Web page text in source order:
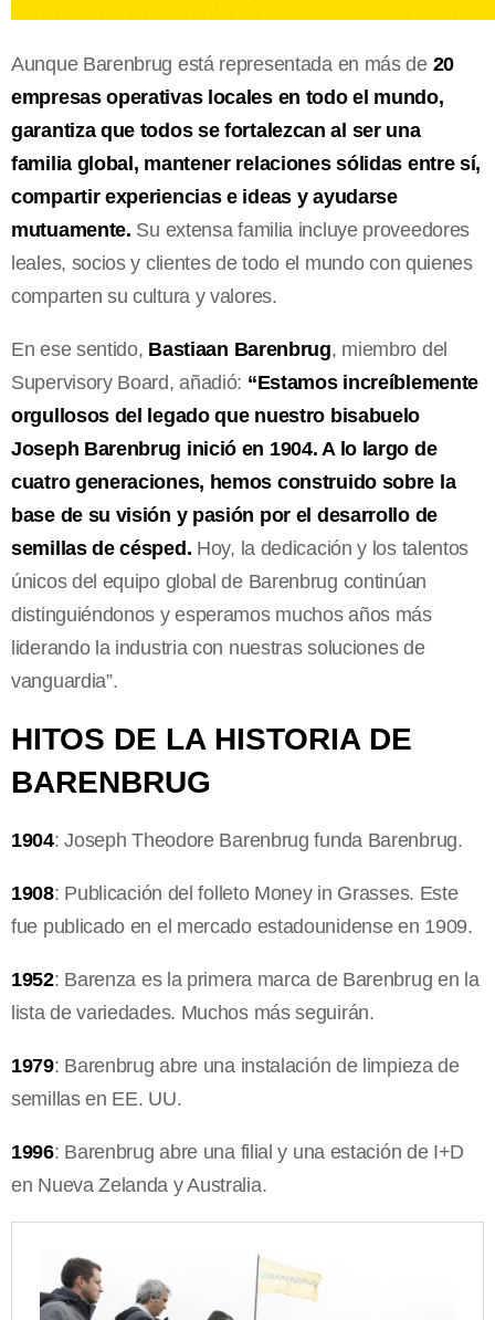
Aunque Barenbrug está representada en más de 20
empresas operativas locales en todo el mundo,
garantiza que todos se fortalezcan al ser una
familia global, mantener relaciones sólidas entre sí,
compartir experiencias e ideas y ayudarse
mutuamente. Su extensa familia incluye proveedores
leales, socios y clientes de todo el mundo con quienes
comparten su cultura y valores.
En ese sentido, Bastiaan Barenbrug, miembro del
Supervisory Board, añadió: “Estamos increíblemente
orgullosos del legado que nuestro bisabuelo
Joseph Barenbrug inició en 1904. A lo largo de
cuatro generaciones, hemos construido sobre la
base de su visión y pasión por el desarrollo de
semillas de césped. Hoy, la dedicación y los talentos
únicos del equipo global de Barenbrug continúan
distinguiéndonos y esperamos muchos años más
liderando la industria con nuestras soluciones de
vanguardia”.
HITOS DE LA HISTORIA DE
BARENBRUG
1904: Joseph Theodore Barenbrug funda Barenbrug.
1908: Publicación del folleto Money in Grasses. Este
fue publicado en el mercado estadounidense en 1909.
1952: Barenza es la primera marca de Barenbrug en la
lista de variedades. Muchos más seguirán.
1979: Barenbrug abre una instalación de limpieza de
semillas en EE. UU.
1996: Barenbrug abre una filial y una estación de I+D
en Nueva Zelanda y Australia.